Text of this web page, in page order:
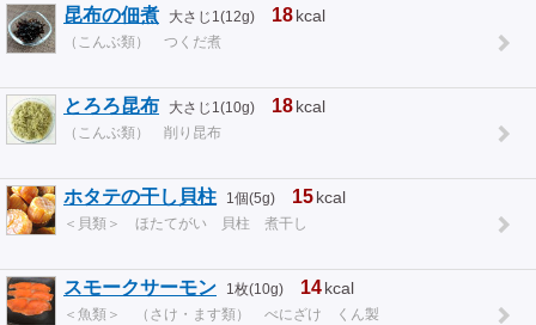
昆布の佃煮 大さじ1(12g) 18kcal
（こんぶ類） つくだ煮
とろろ昆布 大さじ1(10g) 18kcal
（こんぶ類） 削り昆布
ホタテの干し貝柱 1個(5g) 15kcal
＜貝類＞ ほたてがい 貝柱 煮干し
スモークサーモン 1枚(10g) 14kcal
＜魚類＞ （さけ・ます類） べにざけ くん製